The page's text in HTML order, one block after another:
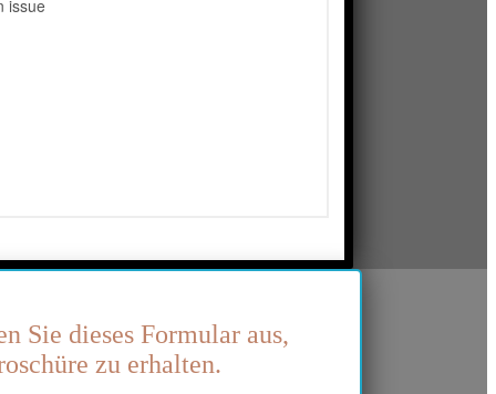
Sie dieses Formular aus,
zu erhalten.